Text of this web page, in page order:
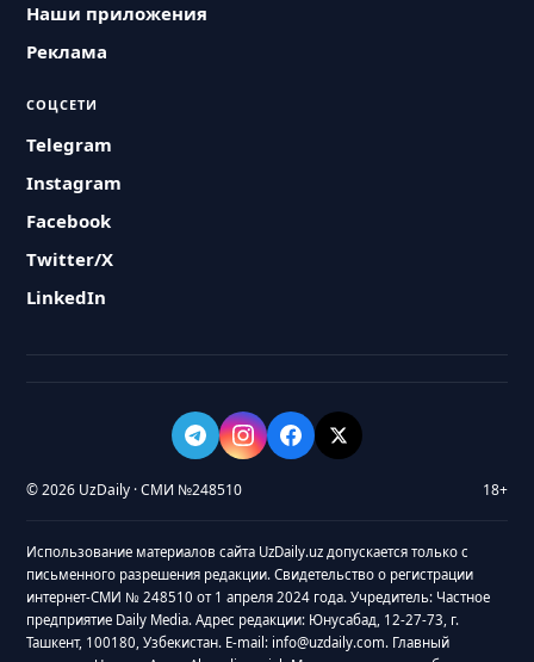
Наши приложения
Реклама
СОЦСЕТИ
Telegram
Instagram
Facebook
Twitter/X
LinkedIn
© 2026 UzDaily · СМИ №248510 18+
Использование материалов сайта UzDaily.uz допускается только с
письменного разрешения редакции. Свидетельство о регистрации
интернет-СМИ № 248510 от 1 апреля 2024 года. Учредитель: Частное
предприятие Daily Media. Адрес редакции: Юнусабад, 12-27-73, г.
Ташкент, 100180, Узбекистан. E-mail: info@uzdaily.com. Главный